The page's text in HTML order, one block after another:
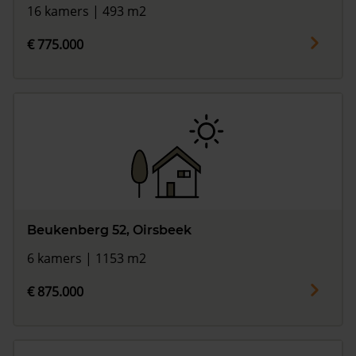
16 kamers | 493 m2
€ 775.000
Beukenberg 52, Oirsbeek
6 kamers | 1153 m2
€ 875.000